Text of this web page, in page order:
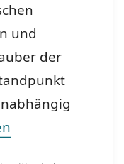
und
der
Kunst vs